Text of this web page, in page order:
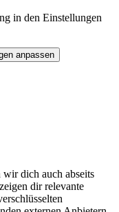
in den Einstellungen
anpassen
dich auch abseits
dir relevante